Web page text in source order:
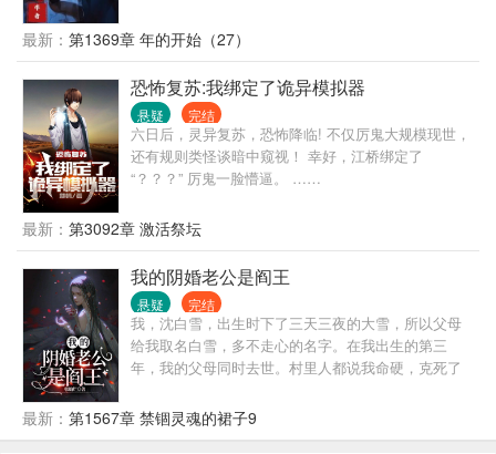
学，勘查学，法医学，心理学上进行艺术加工，期盼
老粉丝和新读者一起再次见证大用破案！会有五个不
同类型的案件，每个故事都不会很拖沓，尽量会在四
十万字左右写明白一个案件。
最新： 第1369章 年的开始（27）
恐怖复苏:我绑定了诡异模拟器
悬疑 完结
六日后，灵异复苏，恐怖降临! 不仅厉鬼大规模现世，
还有规则类怪谈暗中窥视！ 幸好，江桥绑定了
“？？？” 厉鬼一脸懵逼。 ……
最新： 第3092章 激活祭坛
我的阴婚老公是阎王
悬疑 完结
我，沈白雪，出生时下了三天三夜的大雪，所以父母
给我取名白雪，多不走心的名字。在我出生的第三
年，我的父母同时去世。村里人都说我命硬，克死了
外的见到了不该见的东西，姥姥跟我说，我是天生的
阴阳眼，让我看见可怕的东西，不要声张，后来姥姥
最新： 第1567章 禁锢灵魂的裙子9